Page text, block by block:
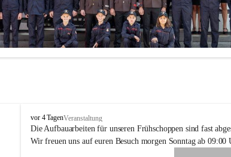
F
F
H
vor 4 TagenVeranstaltung
Die Aufbauarbeiten für unseren Frühschoppen sind fast
Wir freuen uns auf euren Besuch morgen Sonntag ab 09:00